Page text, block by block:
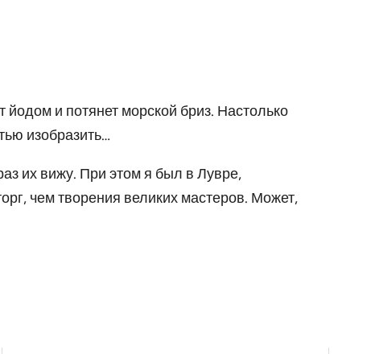
и потянет морской бриз. Настолько
изобразить…
их вижу. При этом я был в Лувре,
чем творения великих мастеров. Может,